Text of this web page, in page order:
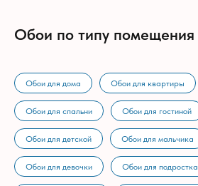
Обои по типу помещения
Обои для дома Обои для квартиры
Обои для спальни Обои для гостиной
Обои для детской Обои для мальчика
Обои для девочки Обои для подростка